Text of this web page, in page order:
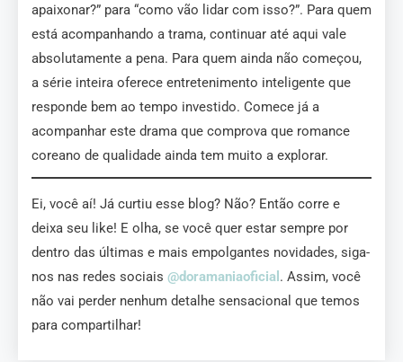
apaixonar?” para “como vão lidar com isso?”. Para quem
está acompanhando a trama, continuar até aqui vale
absolutamente a pena. Para quem ainda não começou,
a série inteira oferece entretenimento inteligente que
responde bem ao tempo investido. Comece já a
acompanhar este drama que comprova que romance
coreano de qualidade ainda tem muito a explorar.
Ei, você aí! Já curtiu esse blog? Não? Então corre e
deixa seu like! E olha, se você quer estar sempre por
dentro das últimas e mais empolgantes novidades, siga-
nos nas redes sociais @doramaniaoficial . Assim, você
não vai perder nenhum detalhe sensacional que temos
para compartilhar!